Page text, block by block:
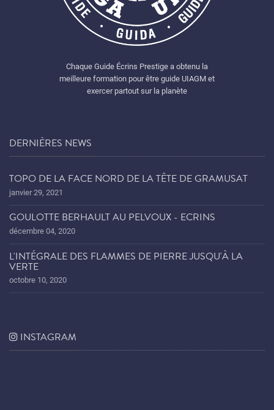
Chaque Guide Écrins Prestige a obtenu la
meilleure formation pour être guide UIAGM et
exercer partout sur la planète
DERNIÈRES NEWS
TOPO DE LA FACE NORD DE LA TÊTE DE GRAMUSAT
janvier 29, 2021
GOULOTTE BERHAULT AU PELVOUX - ECRINS
décembre 04, 2020
L'INTÉGRALE DES FLAMMES DE PIERRE JUSQU'À LA
VERTE
octobre 10, 2020
INSTAGRAM